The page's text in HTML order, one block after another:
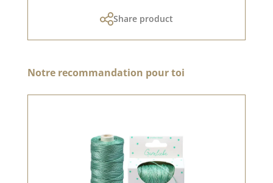
Share product
Ignorer la galerie de produits
Notre recommandation pour toi